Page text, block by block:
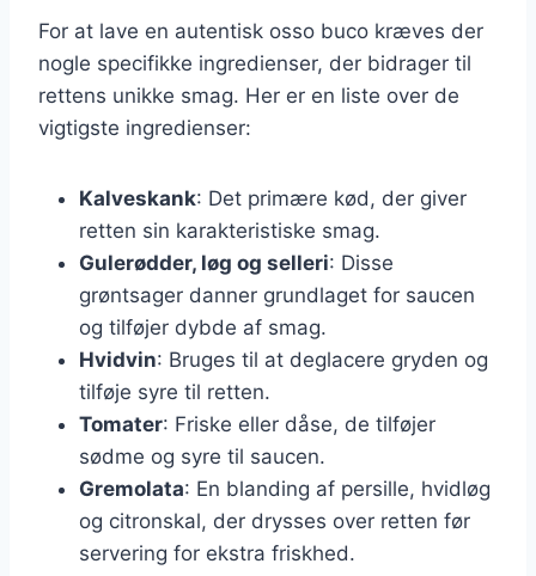
For at lave en autentisk osso buco kræves der
nogle specifikke ingredienser, der bidrager til
rettens unikke smag. Her er en liste over de
vigtigste ingredienser:
Kalveskank: Det primære kød, der giver
retten sin karakteristiske smag.
Gulerødder, løg og selleri: Disse
grøntsager danner grundlaget for saucen
og tilføjer dybde af smag.
Hvidvin: Bruges til at deglacere gryden og
tilføje syre til retten.
Tomater: Friske eller dåse, de tilføjer
sødme og syre til saucen.
Gremolata: En blanding af persille, hvidløg
og citronskal, der drysses over retten før
servering for ekstra friskhed.